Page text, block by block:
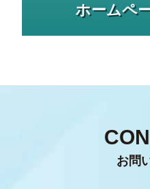
ホームペ
お問